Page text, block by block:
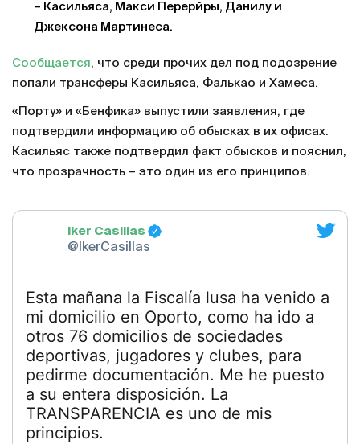
– Касильяса, Макси Перерйры, Данилу и
Джексона Мартинеса.
Сообщается, что среди прочих дел под подозрение
попали трансферы Касильяса, Фалькао и Хамеса.
«Порту» и «Бенфика» выпустили заявления, где
подтвердили информацию об обысках в их офисах.
Касильяс также подтвердил факт обысков и пояснил,
что прозрачность – это один из его принципов.
Iker Casillas
@IkerCasillas
Esta mañana la Fiscalía lusa ha venido a
mi domicilio en Oporto, como ha ido a
otros 76 domicilios de sociedades
deportivas, jugadores y clubes, para
pedirme documentación. Me he puesto
a su entera disposición. La
TRANSPARENCIA es uno de mis
principios.